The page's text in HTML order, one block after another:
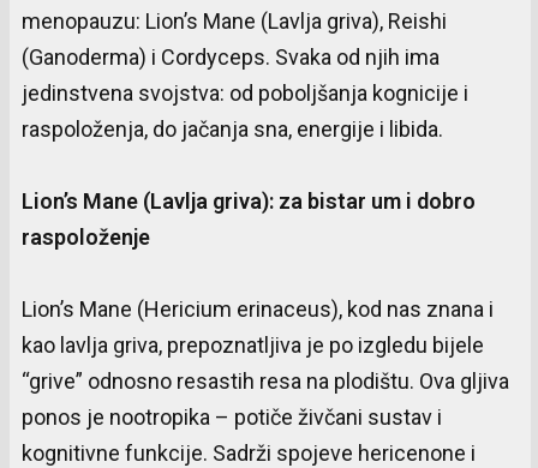
menopauzu: Lion’s Mane (Lavlja griva), Reishi
(Ganoderma) i Cordyceps. Svaka od njih ima
jedinstvena svojstva: od poboljšanja kognicije i
raspoloženja, do jačanja sna, energije i libida.
Lion’s Mane (Lavlja griva): za bistar um i dobro
raspoloženje
Lion’s Mane (Hericium erinaceus), kod nas znana i
kao lavlja griva, prepoznatljiva je po izgledu bijele
“grive” odnosno resastih resa na plodištu. Ova gljiva
ponos je nootropika – potiče živčani sustav i
kognitivne funkcije. Sadrži spojeve hericenone i